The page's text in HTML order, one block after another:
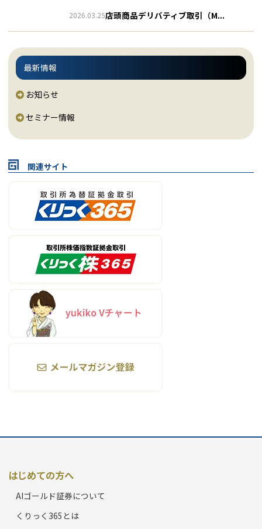
2026.03.25店頭商品デリバティブ取引（M...
最新情報
お知らせ
セミナー情報
関連サイト
はじめての方へ
AIゴールド証券について
くりっく365とは